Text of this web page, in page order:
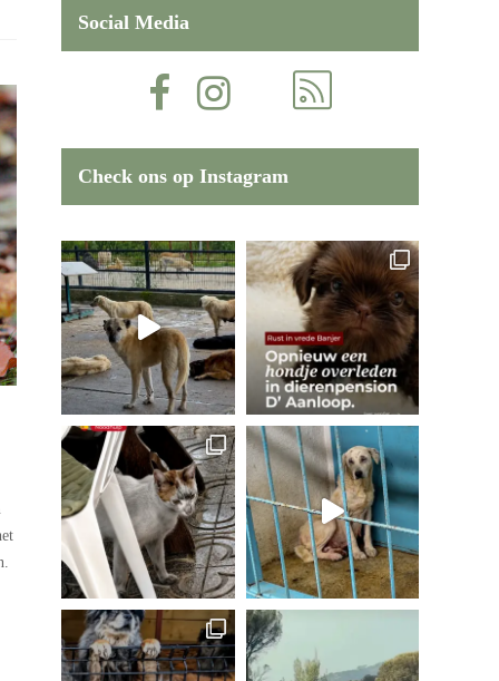
Social Media
Check ons op Instagram